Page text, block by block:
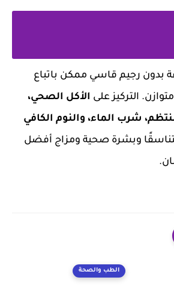
بدون رجيم قاسي ممكن باتباع
التركيز على الأكل الصحي،
شرب الماء، والنوم الكافي
وبشرة صحية ومزاج أفضل
الطب والصحة